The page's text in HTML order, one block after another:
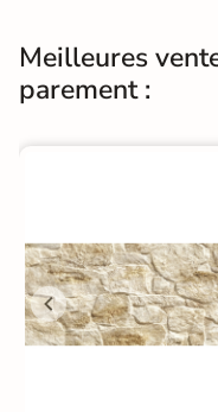
Meilleures
parement :